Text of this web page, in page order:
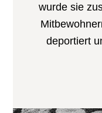
wurde sie
deportiert